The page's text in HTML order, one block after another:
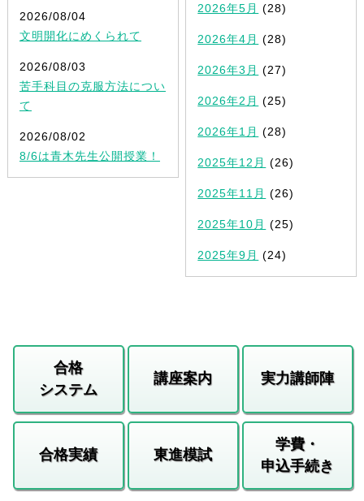
2026/08/04
文明開化にめくられて
2026/08/03
苦手科目の克服方法につい
て
2026/08/02
8/6は青木先生公開授業！
2026年5月 (28)
2026年4月 (28)
2026年3月 (27)
2026年2月 (25)
2026年1月 (28)
2025年12月 (26)
2025年11月 (26)
2025年10月 (25)
2025年9月 (24)
合格
システム
講座案内 実力講師陣
合格実績 東進模試
学費・
申込手続き